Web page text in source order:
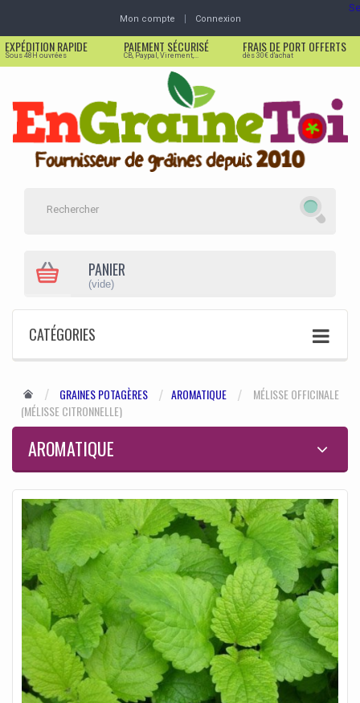
Mon compte Connexion
EXPÉDITION RAPIDE
Sous 48H ouvrées
PAIEMENT SÉCURISÉ
CB, Paypal, Virement,...
FRAIS DE PORT OFFERTS
dès 30€ d'achat
PANIER
(vide)
CATÉGORIES
GRAINES POTAGÈRES AROMATIQUE
MÉLISSE OFFICINALE
(MÉLISSE CITRONNELLE)
AROMATIQUE